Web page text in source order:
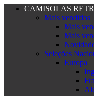
CAMISOLAS
Mais vendidos
Mais
Mais
Seleções
Europa